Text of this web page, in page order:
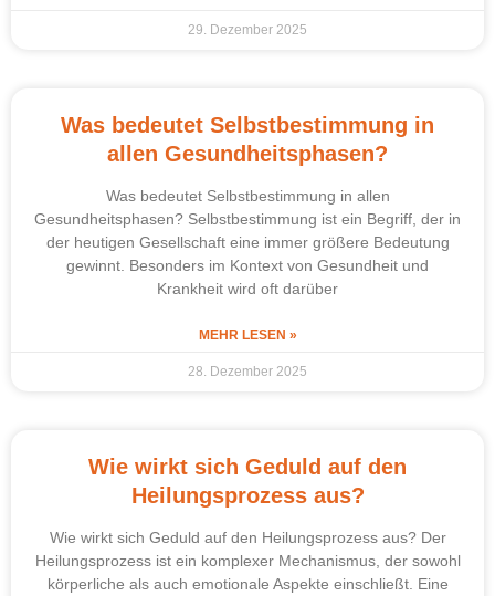
29. Dezember 2025
Was bedeutet Selbstbestimmung in
allen Gesundheitsphasen?
Was bedeutet Selbstbestimmung in allen
Gesundheitsphasen? Selbstbestimmung ist ein Begriff, der in
der heutigen Gesellschaft eine immer größere Bedeutung
gewinnt. Besonders im Kontext von Gesundheit und
Krankheit wird oft darüber
MEHR LESEN »
28. Dezember 2025
Wie wirkt sich Geduld auf den
Heilungsprozess aus?
Wie wirkt sich Geduld auf den Heilungsprozess aus? Der
Heilungsprozess ist ein komplexer Mechanismus, der sowohl
körperliche als auch emotionale Aspekte einschließt. Eine